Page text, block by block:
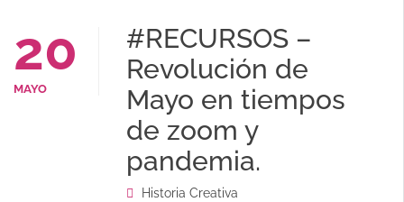
20
MAYO
#RECURSOS –
Revolución de
Mayo en tiempos
de zoom y
pandemia.
Historia Creativa